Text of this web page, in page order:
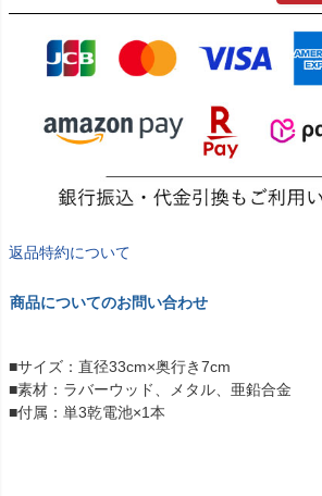
返品特約について
商品についてのお問い合わせ
■サイズ：直径33cm×奥行き7cm
■素材：ラバーウッド、メタル、亜鉛合金
■付属：単3乾電池×1本